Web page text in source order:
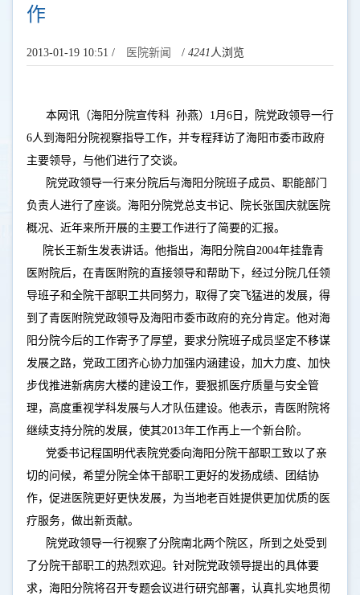
作
2013-01-19 10:51 / 医院新闻 / 4241人浏览
本网讯（海阳分院宣传科 孙燕）1月6日，院党政领导一行
6人到海阳分院视察指导工作，并专程拜访了海阳市委市政府
主要领导，与他们进行了交谈。
院党政领导一行来分院后与海阳分院班子成员、职能部门
负责人进行了座谈。海阳分院党总支书记、院长张国庆就医院
概况、近年来所开展的主要工作进行了简要的汇报。
院长王新生发表讲话。他指出，海阳分院自2004年挂靠青
医附院后，在青医附院的直接领导和帮助下，经过分院几任领
导班子和全院干部职工共同努力，取得了突飞猛进的发展，得
到了青医附院党政领导及海阳市委市政府的充分肯定。他对海
阳分院今后的工作寄予了厚望，要求分院班子成员坚定不移谋
发展之路，党政工团齐心协力加强内涵建设，加大力度、加快
步伐推进新病房大楼的建设工作，要狠抓医疗质量与安全管
理，高度重视学科发展与人才队伍建设。他表示，青医附院将
继续支持分院的发展，使其2013年工作再上一个新台阶。
党委书记程国明代表院党委向海阳分院干部职工致以了亲
切的问候，希望分院全体干部职工更好的发扬成绩、团结协
作，促进医院更好更快发展，为当地老百姓提供更加优质的医
疗服务，做出新贡献。
院党政领导一行视察了分院南北两个院区，所到之处受到
了分院干部职工的热烈欢迎。针对院党政领导提出的具体要
求，海阳分院将召开专题会议进行研究部署，认真扎实地贯彻